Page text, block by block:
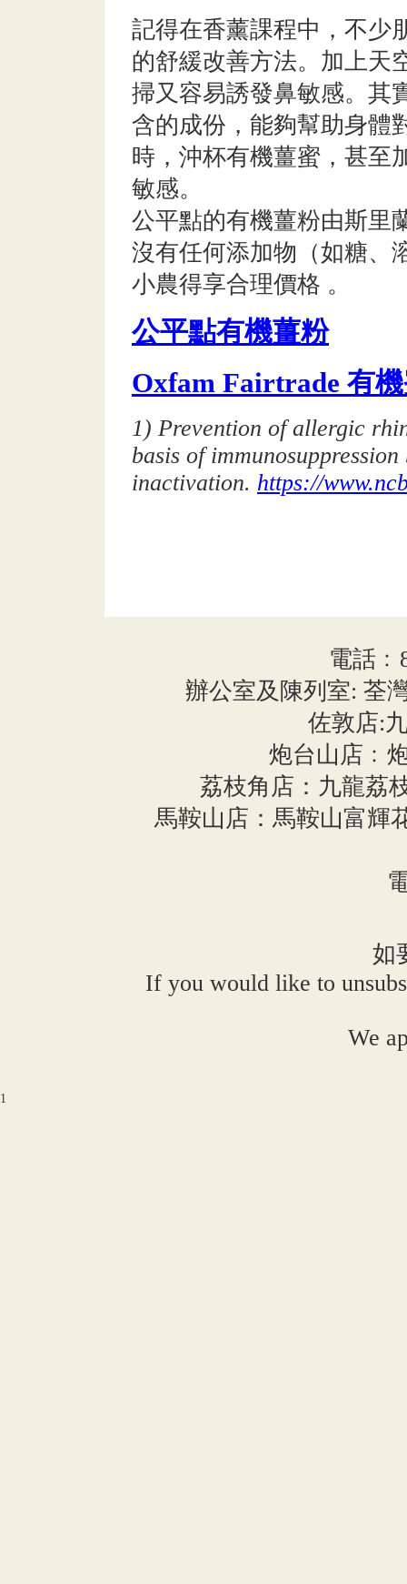
記得在香薰課程中，不少
的舒緩改善方法。加上天
掃又容易誘發鼻敏感。其
含的成份，能夠幫助身體
時，沖杯有機薑蜜，甚至
敏感。
公平點的有機薑粉由斯里
沒有任何添加物（如糖、
小農得享合理價格 。
公平點有機薑粉
Oxfam Fairtrade 有
1) Prevention of allergic
basis of
inactivation. https://
電話
辦公室及陳列室: 荃
佐敦店:
炮台山店﹕
荔枝角店：九龍荔
馬鞍山店：馬鞍山富輝
如
If you would like to
We
1